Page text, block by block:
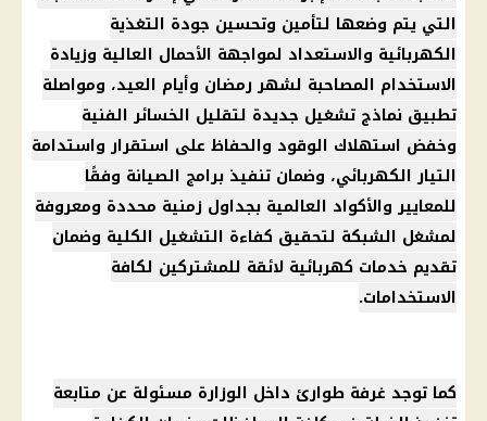
التي يتم وضعها لتأمين وتحسين جودة التغذية
الكهربائية والاستعداد لمواجهة الأحمال العالية وزيادة
الاستخدام المصاحبة لشهررمضان وأيام العيد، ومواصلة
تطبيق نماذج تشغيل جديدة لتقليل الخسائر الفنية
وخفض استهلاك الوقود والحفاظ على استقرار واستدامة
التيار الكهربائي، وضمان تنفيذ برامج الصيانة وفقًا
للمعايير والأكواد العالمية بجداول زمنية محددة ومعروفة
لمشغل الشبكة لتحقيق كفاءة التشغيل الكلية وضمان
تقديم خدمات كهربائية لائقة للمشتركين لكافة
الاستخدامات.
كما توجد غرفة طوارئ داخل الوزارة مسئولة عن متابعة